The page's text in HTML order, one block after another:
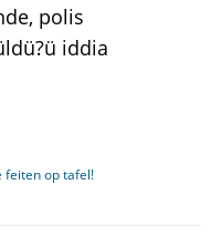
polis
iddia
feiten op tafel!